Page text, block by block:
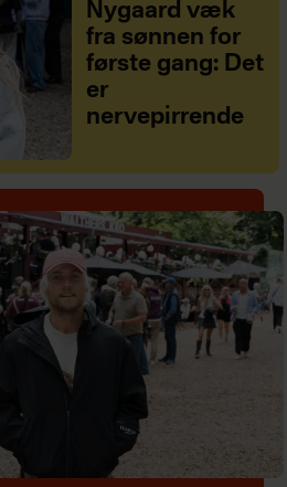
Nygaard væk
fra sønnen for
første gang: Det
er
nervepirrende